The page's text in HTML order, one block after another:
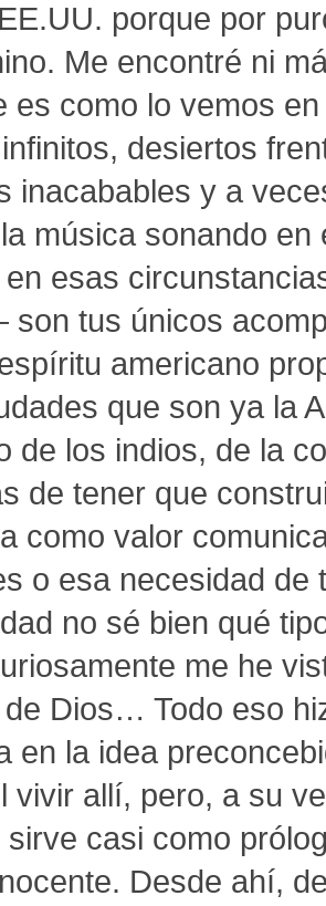
porque por
Me encontré ni
es como lo vemos
desiertos
inacabables y a
música sonando
esas
tus únicos
americano
que son ya la
de los indios, de la
de tener que
como valor
o esa necesidad de
no sé bien qué
me he
de Dios… Todo eso
en la idea
vivir allí, pero, a su
sirve casi como
Desde ahí,